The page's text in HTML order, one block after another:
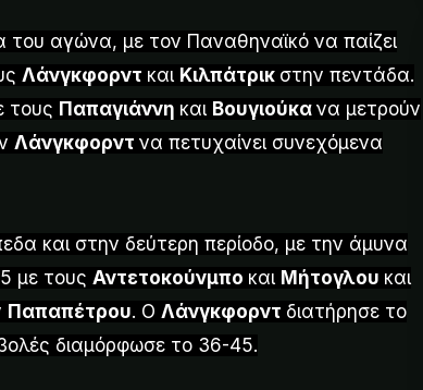
του αγώνα, με τον Παναθηναϊκό να παίζει
Λάνγκφορντ και Κιλπάτρικ στην πεντάδα.
τους Παπαγιάννη και Βουγιούκα να μετρούν
Λάνγκφορντ να πετυχαίνει συνεχόμενα
και στην δεύτερη περίοδο, με την άμυνα
με τους Αντετοκούνμπο και Μήτογλου και
Παπαπέτρου. Ο Λάνγκφορντ διατήρησε το
διαμόρφωσε το 36-45.